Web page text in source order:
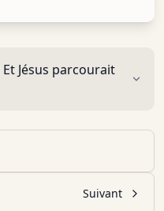
Et Jésus parcourait
Suivant